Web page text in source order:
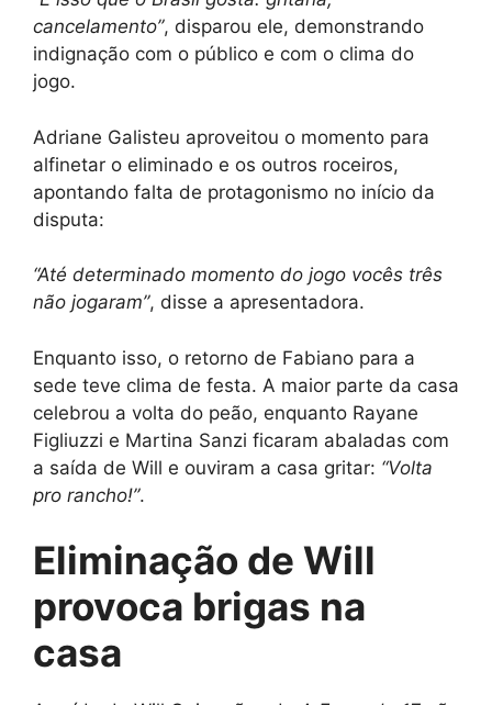
cancelamento”, disparou ele, demonstrando
indignação com o público e com o clima do
jogo.
Adriane Galisteu aproveitou o momento para
alfinetar o eliminado e os outros roceiros,
apontando falta de protagonismo no início da
disputa:
“Até determinado momento do jogo vocês três
não jogaram”, disse a apresentadora.
Enquanto isso, o retorno de Fabiano para a
sede teve clima de festa. A maior parte da casa
celebrou a volta do peão, enquanto Rayane
Figliuzzi e Martina Sanzi ficaram abaladas com
a saída de Will e ouviram a casa gritar: “Volta
pro rancho!”.
Eliminação de Will
provoca brigas na
casa